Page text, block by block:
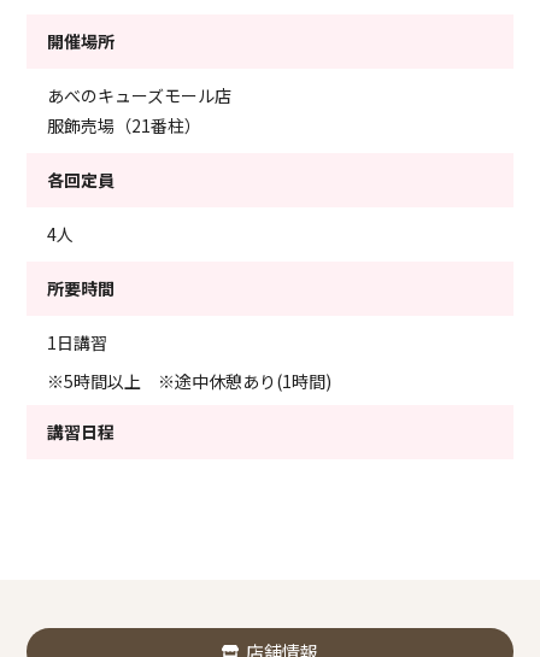
開催場所
あべのキューズモール店
服飾売場（21番柱）
各回定員
4人
所要時間
1日講習
※5時間以上 ※途中休憩あり(1時間)
講習日程
店舗情報